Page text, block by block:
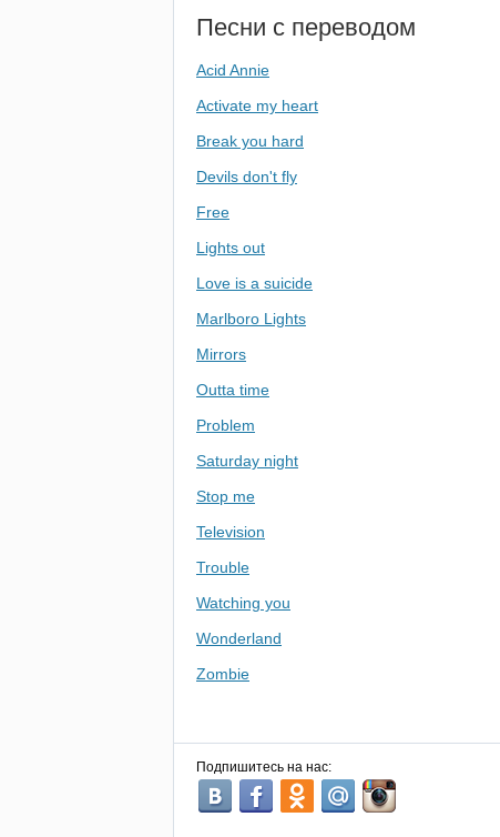
Песни с переводом
Acid Annie
Activate my heart
Break you hard
Devils don't fly
Free
Lights out
Love is a suicide
Marlboro Lights
Mirrors
Outta time
Problem
Saturday night
Stop me
Television
Trouble
Watching you
Wonderland
Zombie
Подпишитесь на нас: